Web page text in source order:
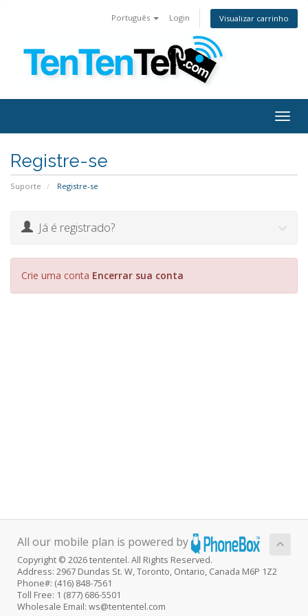
Português Login Visualizar carrinho
Registre-se
Suporte Registre-se
Já é registrado?
Crie uma conta Encerrar sua conta
All our mobile plan is powered by
Copyright © 2026 tententel. All Rights Reserved.
Address: 2967 Dundas St. W, Toronto, Ontario, Canada M6P 1Z2
Phone#: (416) 848-7561
Toll Free: 1 (877) 686-5501
Wholesale Email: ws@tententel.com